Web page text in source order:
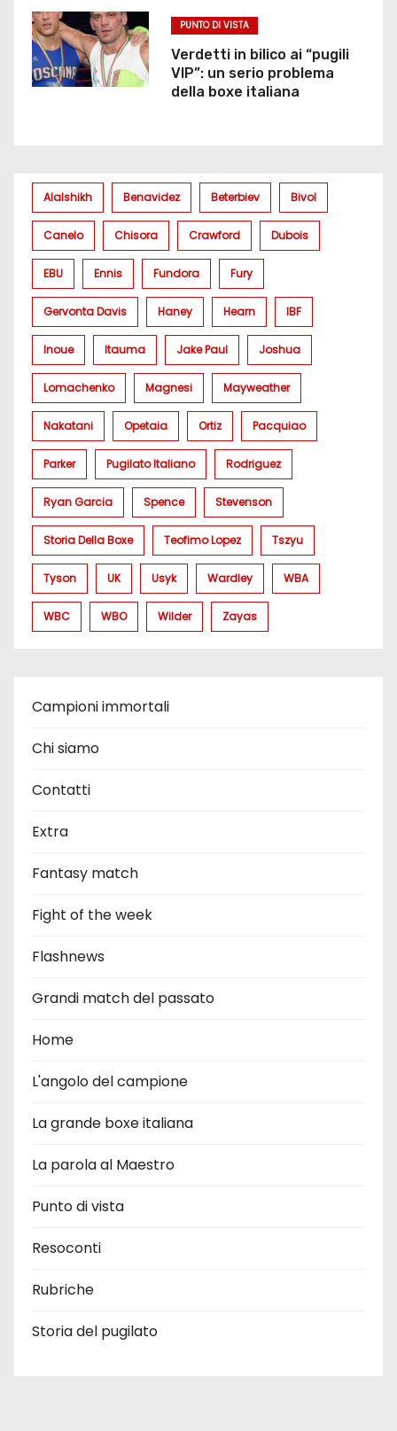
PUNTO DI VISTA
Verdetti in bilico ai “pugili
VIP”: un serio problema
della boxe italiana
Alalshikh Benavidez Beterbiev Bivol
Canelo Chisora Crawford Dubois
EBU Ennis Fundora Fury
Gervonta Davis Haney Hearn IBF
Inoue Itauma Jake Paul Joshua
Lomachenko Magnesi Mayweather
Nakatani Opetaia Ortiz Pacquiao
Parker Pugilato Italiano Rodriguez
Ryan Garcia Spence Stevenson
Storia Della Boxe Teofimo Lopez Tszyu
Tyson UK Usyk Wardley WBA
WBC WBO Wilder Zayas
Campioni immortali
Chi siamo
Contatti
Extra
Fantasy match
Fight of the week
Flashnews
Grandi match del passato
Home
L'angolo del campione
La grande boxe italiana
La parola al Maestro
Punto di vista
Resoconti
Rubriche
Storia del pugilato